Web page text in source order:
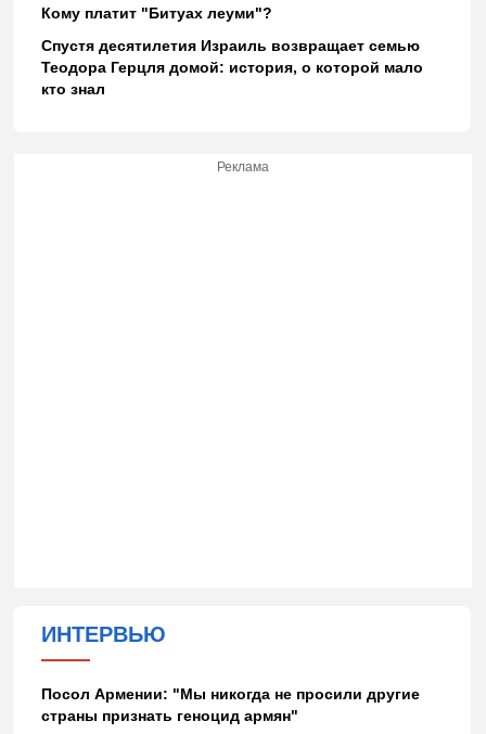
Кому платит "Битуах леуми"?
Спустя десятилетия Израиль возвращает семью
Теодора Герцля домой: история, о которой мало
кто знал
Реклама
ИНТЕРВЬЮ
Посол Армении: "Мы никогда не просили другие
страны признать геноцид армян"